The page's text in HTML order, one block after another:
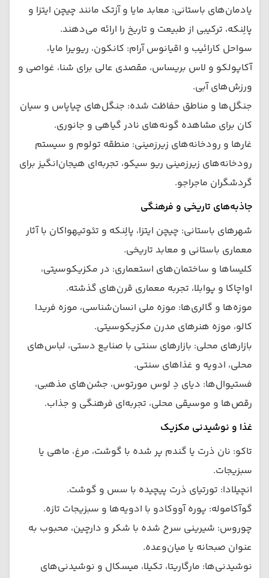
یادمان‌های باستانی: معابد مایا و آزتک مانند چیچن ایتزا و
پالِنکه، ترکیبی از طبیعت و تاریخ را ارائه می‌دهند.
سواحل کارائیب و اقیانوس آرام: کانکون، ریویرا مایا،
آکاپولکو و لاس بریساس، مقصدی عالی برای شنا، غواصی و
ورزش‌های آبی.
جنگل‌ها و مناطق حفاظت شده: جنگل‌های چیاپاس و سیان
کان برای مشاهده گونه‌های نادر گیاهی و جانوری.
غارها و رودخانه‌های زیرزمینی: منطقه تولوم و سیستم
رودخانه‌های زیرزمینی ریو سیکو، تجربه‌ای هیجان‌انگیز برای
گردشگران ماجراجو.
جاذبه‌های تاریخی و فرهنگی
شهرهای باستانی: چیچن ایتزا، پالِنکه و تئوتیهواکان با آثار
معماری باستانی و معابد تاریخی.
کلیساها و ساختمان‌های استعماری: در مکزیکوسیتی،
اواچاکا و پوا‌بلا، تجربه معماری قرن‌های گذشته.
موزه‌ها و گالری‌ها: موزه ملی انسان‌شناسی، موزه فریدا
کالو، موزه هنرهای مدرن مکزیکوسیتی.
بازارهای محلی: بازارهای سنتی با صنایع دستی، لباس‌های
محلی، ادویه و غذاهای سنتی.
فستیوال‌ها: دیای دِ لوس مورتوس، جشن‌های مذهبی،
رقص‌ها و موسیقی محلی، تجربه‌ای فرهنگی و جذاب.
غذا و نوشیدنی مکزیک
تاکو: نان ذرت یا گندم پر شده با گوشت، مرغ، ماهی یا
سبزیجات.
انچیلادا: تورتیای ذرت پیچیده با سس و گوشت.
گوآکاموله: پوره آووکادو با ادویه‌ها و سبزیجات تازه.
چوروس: شیرینی سرخ شده با شکر و دارچین، محبوب به
عنوان صبحانه یا میان‌وعده.
نوشیدنی‌ها: مارگاریتا، تکیلا، میسکال و نوشیدنی‌های